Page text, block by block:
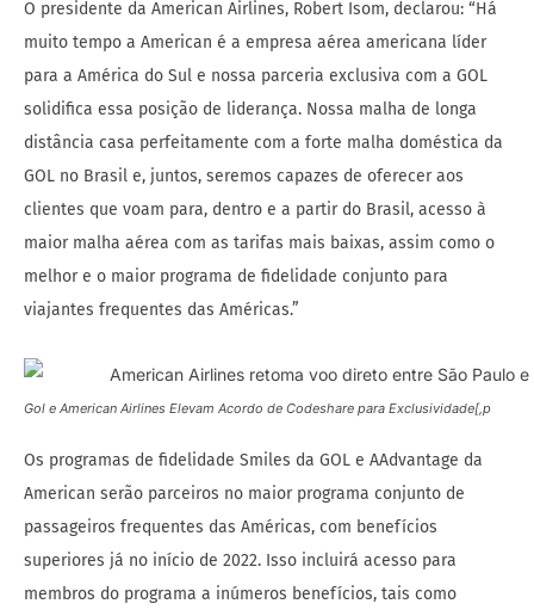
O presidente da American Airlines, Robert Isom, declarou: “Há
muito tempo a American é a empresa aérea americana líder
para a América do Sul e nossa parceria exclusiva com a GOL
solidifica essa posição de liderança. Nossa malha de longa
distância casa perfeitamente com a forte malha doméstica da
GOL no Brasil e, juntos, seremos capazes de oferecer aos
clientes que voam para, dentro e a partir do Brasil, acesso à
maior malha aérea com as tarifas mais baixas, assim como o
melhor e o maior programa de fidelidade conjunto para
viajantes frequentes das Américas.”
Gol e American Airlines Elevam Acordo de Codeshare para Exclusividade[,p
Os programas de fidelidade Smiles da GOL e AAdvantage da
American serão parceiros no maior programa conjunto de
passageiros frequentes das Américas, com benefícios
superiores já no início de 2022. Isso incluirá acesso para
membros do programa a inúmeros benefícios, tais como